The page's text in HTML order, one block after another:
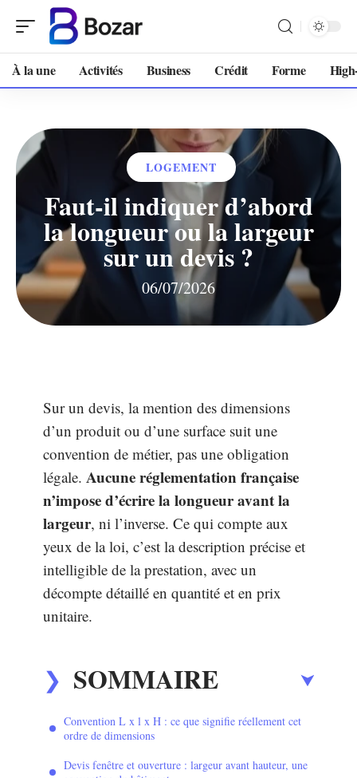
À la une Activités Business Crédit Forme
LOGEMENT
Faut-il indiquer d’abord
la longueur ou la largeur
sur un devis ?
06/07/2026
Sur un devis, la mention des dimensions
d’un produit ou d’une surface suit une
convention de métier, pas une obligation
légale. Aucune réglementation française
n’impose d’écrire la longueur avant la
largeur, ni l’inverse. Ce qui compte aux
yeux de la loi, c’est la description précise et
intelligible de la prestation, avec un
décompte détaillé en quantité et en prix
unitaire.
SOMMAIRE
Convention L x l x H : ce que signifie réellement cet
ordre de dimensions
Devis fenêtre et ouverture : largeur avant hauteur, une